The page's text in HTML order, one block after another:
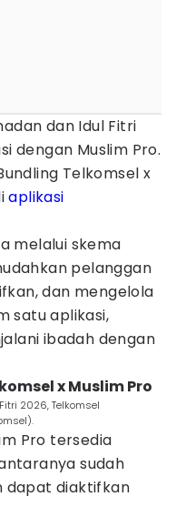
dan Idul Fitri
dengan Muslim Pro.
Telkomsel x
aplikasi
melalui skema
pelanggan
dan mengelola
satu aplikasi,
ibadah dengan
x Muslim Pro
2026, Telkomsel
Pro tersedia
sudah
dapat diaktifkan